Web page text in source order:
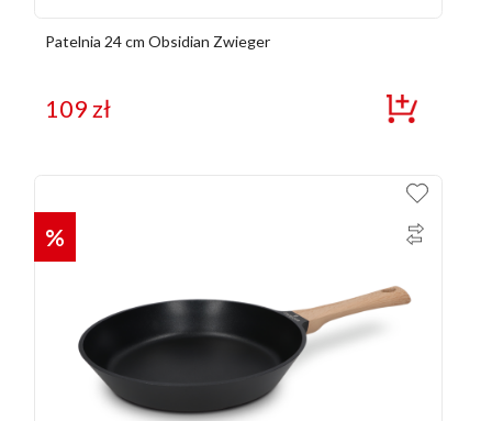
Patelnia 24 cm Obsidian Zwieger
109zł
%